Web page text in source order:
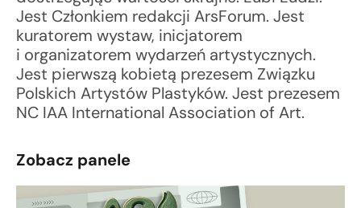
Jest Członkiem redakcji ArsForum. Jest
kuratorem wystaw, inicjatorem
i organizatorem wydarzeń artystycznych.
Jest pierwszą kobietą prezesem Związku
Polskich Artystów Plastyków. Jest prezesem
NC IAA International Association of Art.
Zobacz panele